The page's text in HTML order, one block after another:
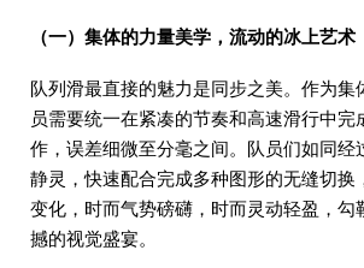
（一）集体的力量美学，流动的冰上艺术
队列滑最直接的魅力是同步之美。作为集
员需要统一在紧凑的节奏和高速滑行中完
作，误差细微至分毫之间。队员们如同经
静灵，快速配合完成多种图形的无缝切换
变化，时而气势磅礴，时而灵动轻盈，勾
撼的视觉盛宴。